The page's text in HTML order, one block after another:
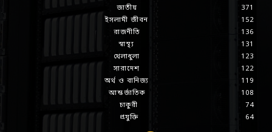
জাতীয়
371
ইসলামী জীবন
152
রাজনীতি
136
স্বাস্থ্য
131
খেলাধুলা
123
সারাদেশ
122
অর্থ ও বানিজ্য
119
আন্তর্জাতিক
108
চাকুরী
74
প্রযুক্তি
64